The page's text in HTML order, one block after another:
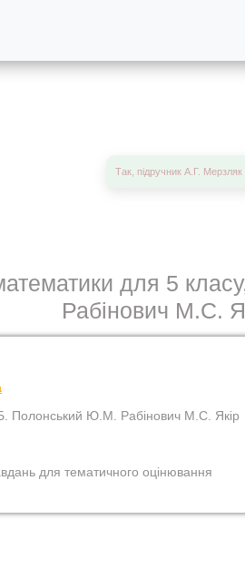
Так, підручник А.Г.
для 5
Рабінович М.С.
Полонський Ю.М. Рабінович М.С. Якір
для тематичного оцінювання